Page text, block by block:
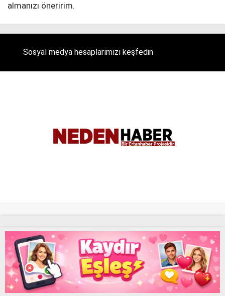
almanızı öneririm.
Sosyal medya hesaplarımızı keşfedin
haber
Uyap Eş Zamanlı Sorgu Hatası Çözümü